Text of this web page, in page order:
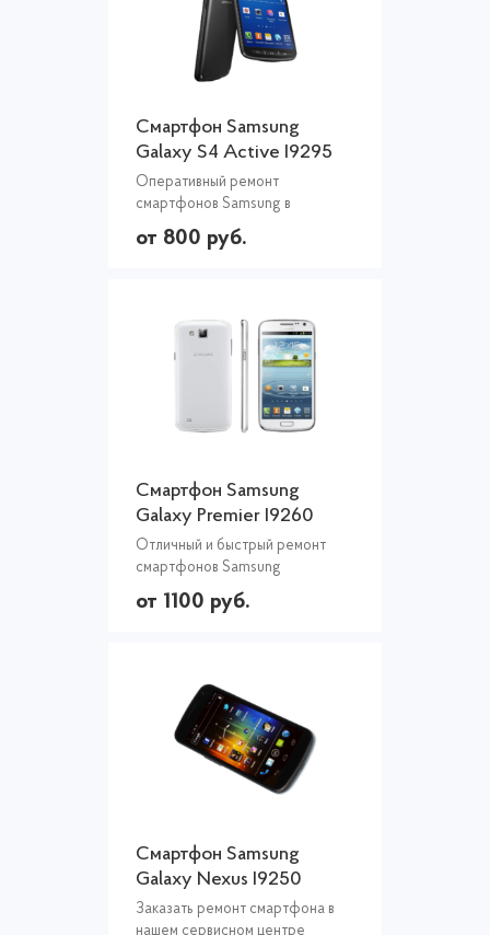
Смартфон Samsung
Galaxy S4 Active I9295
Оперативный ремонт
смартфонов Samsung в
Екатеринбурге
от 800 руб.
Смартфон Samsung
Galaxy Premier I9260
Отличный и быстрый ремонт
смартфонов Samsung
от 1100 руб.
Смартфон Samsung
Galaxy Nexus I9250
Заказать ремонт смартфона в
нашем сервисном центре